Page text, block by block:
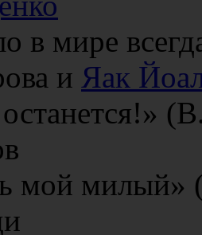
в мире
и Яак
мой милый»